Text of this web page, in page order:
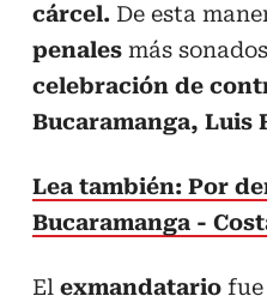
cárcel. De esta
penales más
celebración de
Bucaramanga, Luis
Lea también: Por
Bucaramanga -
El exmandatario fue